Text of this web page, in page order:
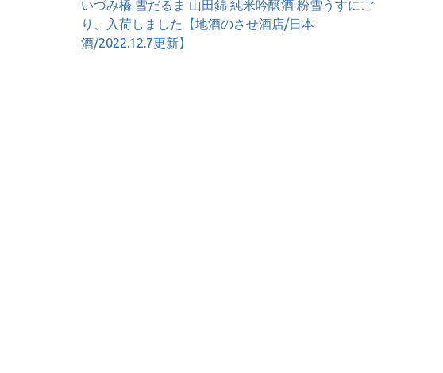
稿
ナ
いづみ橋 雪だるま 山田錦 純米吟醸酒 粉雪うすにご
り、入荷しました【地酒のさせ酒店/日本
酒/2022.12.7更新】